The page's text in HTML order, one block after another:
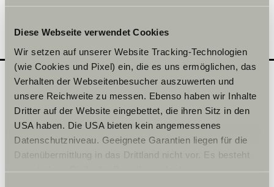
Diese Webseite verwendet Cookies
Wir setzen auf unserer Website Tracking-Technologien
(wie Cookies und Pixel) ein, die es uns ermöglichen, das
Verhalten der Webseitenbesucher auszuwerten und
unsere Reichweite zu messen. Ebenso haben wir Inhalte
Dritter auf der Website eingebettet, die ihren Sitz in den
USA haben. Die USA bieten kein angemessenes
Datenschutzniveau. Geeignete Garantien liegen für die
Datenübermittlung in das Drittland nicht vor. Es besteht
2
Quel modèle souhaiteriez-
vous découvrir en
concession ?
Inscrivez ici la date de votre choix.